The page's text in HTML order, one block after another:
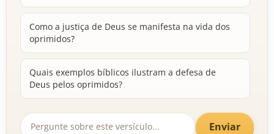
Como a justiça de Deus se manifesta na vida dos
oprimidos?
Quais exemplos bíblicos ilustram a defesa de
Deus pelos oprimidos?
Enviar